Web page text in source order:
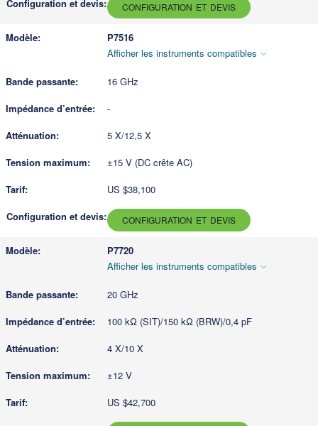
CONFIGURATION ET DEVIS
P7516
Afficher les instruments compatibles
16 GHz
-
5 X/12,5 X
±15 V (DC crête AC)
US $38,100
CONFIGURATION ET DEVIS
P7720
Afficher les instruments compatibles
20 GHz
100 kΩ (SIT)/150 kΩ (BRW)/0,4 pF
4 X/10 X
±12 V
US $42,700